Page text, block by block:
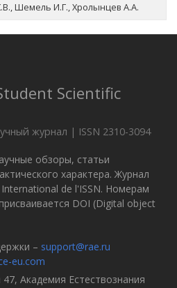
Шемель И.Г., Хролынцев А.А.
Scientific
журнал | ISSN 2310-3094
обзоры, статьи
характера. Журнал
de l'ISSN. Номерам
DOI (Digital object
– support@rae.ru
eu.com
Академия Естествознания